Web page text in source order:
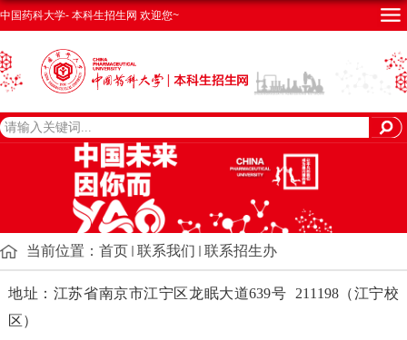
中国药科大学- 本科生招生网 欢迎您~
当前位置： 首页 联系我们 联系招生办
地址： 江苏省南京市江宁区龙眠大道639号 211198（江宁校
区）